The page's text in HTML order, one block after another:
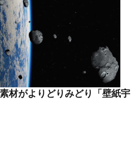
材がよりどりみどり「壁紙宇